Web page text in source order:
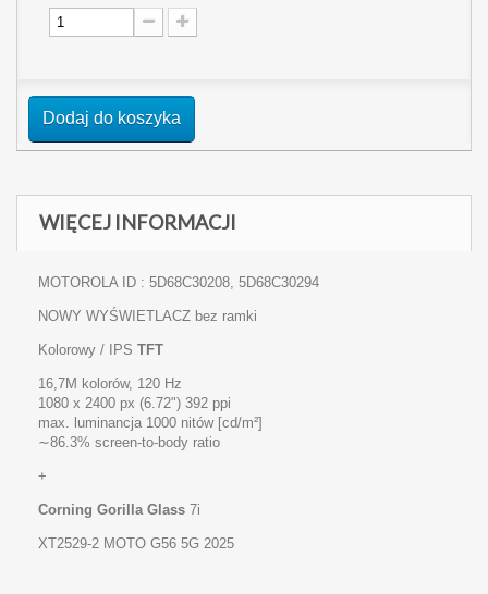
Dodaj do koszyka
WIĘCEJ INFORMACJI
MOTOROLA ID : 5D68C30208, 5D68C30294
NOWY WYŚWIETLACZ bez ramki
Kolorowy / IPS TFT
16,7M kolorów, 120 Hz
1080 x 2400 px (6.72") 392 ppi
max. luminancja 1000 nitów [cd/m²]
∼86.3% screen-to-body ratio
+
Corning Gorilla Glass 7i
XT2529-2 MOTO G56 5G 2025